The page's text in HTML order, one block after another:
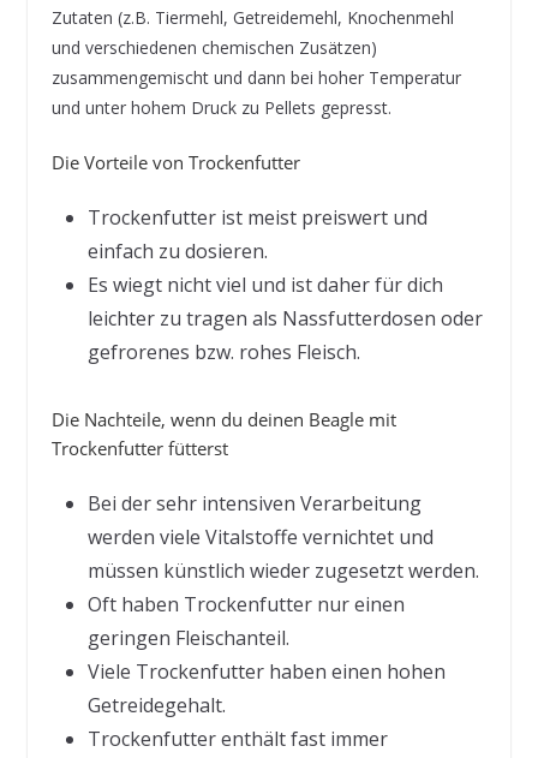
Zutaten (z.B. Tiermehl, Getreidemehl, Knochenmehl
und verschiedenen chemischen Zusätzen)
zusammengemischt und dann bei hoher Temperatur
und unter hohem Druck zu Pellets gepresst.
Die Vorteile von Trockenfutter
Trockenfutter ist meist preiswert und
einfach zu dosieren.
Es wiegt nicht viel und ist daher für dich
leichter zu tragen als Nassfutterdosen oder
gefrorenes bzw. rohes Fleisch.
Die Nachteile, wenn du deinen Beagle mit
Trockenfutter fütterst
Bei der sehr intensiven Verarbeitung
werden viele Vitalstoffe vernichtet und
müssen künstlich wieder zugesetzt werden.
Oft haben Trockenfutter nur einen
geringen Fleischanteil.
Viele Trockenfutter haben einen hohen
Getreidegehalt.
Trockenfutter enthält fast immer